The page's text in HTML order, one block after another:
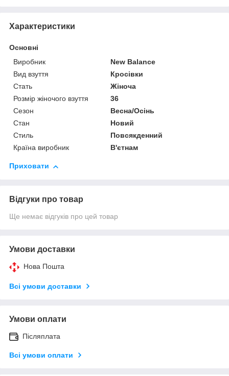
Характеристики
Основні
Виробник
New Balance
Вид взуття
Кросівки
Стать
Жіноча
Розмір жіночого взуття
36
Сезон
Весна/Осінь
Стан
Новий
Стиль
Повсякденний
Країна виробник
В'єтнам
Приховати
Відгуки про товар
Ще немає відгуків про цей товар
Умови доставки
Нова Пошта
Всі умови доставки
Умови оплати
Післяплата
Всі умови оплати